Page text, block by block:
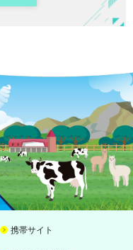
携帯サイト